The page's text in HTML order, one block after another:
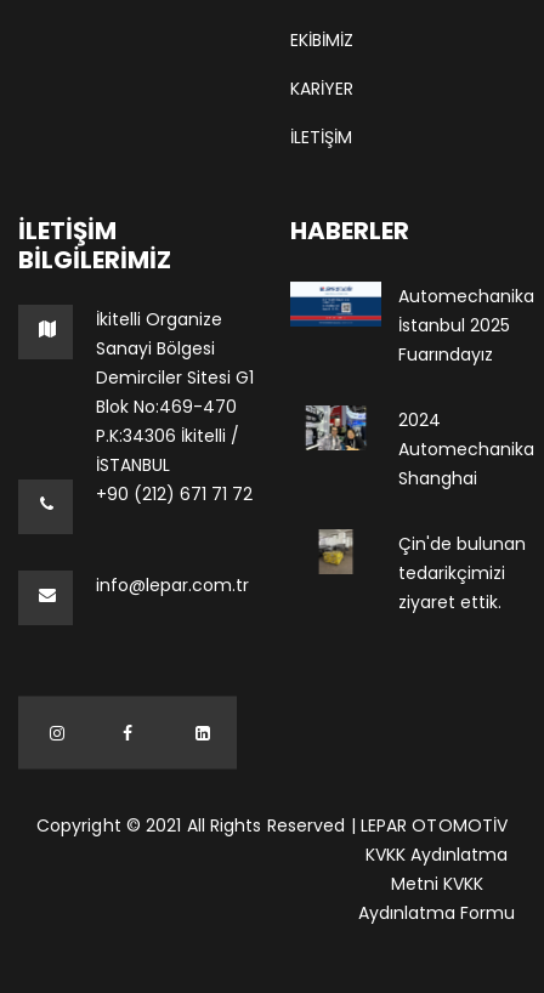
EKIBIMIZ
KARIYER
İLETİŞİM
İLETIŞIM
BILGILERIMIZ
İkitelli Organize
Sanayi Bölgesi
Demirciler Sitesi G1
Blok No:469-470
P.K:34306 İkitelli /
İSTANBUL
+90 (212) 671 71 72
info@lepar.com.tr
HABERLER
Automechanika
İstanbul 2025
Fuarındayız
2024
Automechanika
Shanghai
Çin'de bulunan
tedarikçimizi
ziyaret ettik.
Copyright © 2021 All Rights Reserved | LEPAR OTOMOTİV
KVKK Aydınlatma
Metni KVKK
Aydınlatma Formu